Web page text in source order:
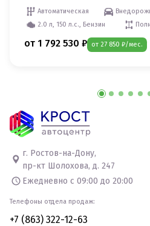
Автоматическая
2.0 л, 150 л.с., Бензин
от 1 792 530 ₽ от 27 850 ₽/мес.
г. Ростов-на-Дону,
пр-кт Шолохова, д. 247
Ежедневно с 09:00 до 20:00
Телефоны отдела продаж:
+7 (863) 322-12-63